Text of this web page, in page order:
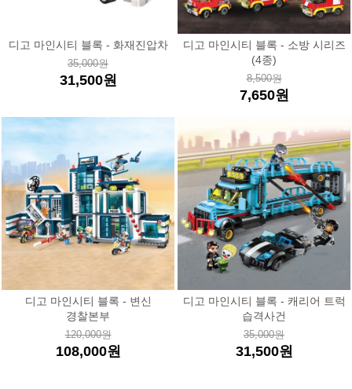
디고 마인시티 블록 - 화재진압차
35,000원
31,500원
디고 마인시티 블록 - 소방 시리즈
(4종)
8,500원
7,650원
디고 마인시티 블록 - 변신
경찰본부
120,000원
108,000원
디고 마인시티 블록 - 캐리어 트럭
습격사건
35,000원
31,500원